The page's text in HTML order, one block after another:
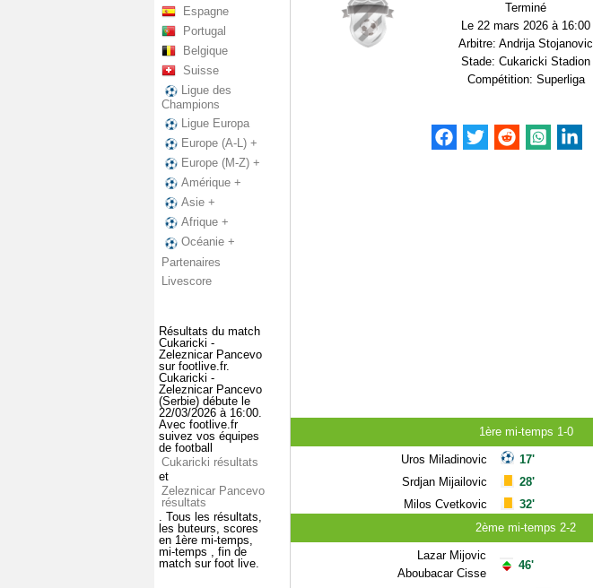
Espagne
Portugal
Belgique
Suisse
Ligue des
Champions
Ligue Europa
Europe (A-L) +
Europe (M-Z) +
Amérique +
Asie +
Afrique +
Océanie +
Partenaires
Livescore
Résultats du match
Cukaricki -
Zeleznicar Pancevo
sur footlive.fr.
Cukaricki -
Zeleznicar Pancevo
(Serbie) débute le
22/03/2026 à 16:00.
Avec footlive.fr
suivez vos équipes
de football
Cukaricki résultats
et
Zeleznicar Pancevo
résultats
. Tous les résultats,
les buteurs, scores
en 1ère mi-temps,
mi-temps , fin de
match sur foot live.
Terminé
Le 22 mars 2026 à 16:00
Arbitre: Andrija Stojanovic
Stade: Cukaricki Stadion
Compétition: Superliga
1ère mi-temps 1-0
Uros Miladinovic
Srdjan Mijailovic
Milos Cvetkovic
17'
28'
32'
2ème mi-temps 2-2
Lazar Mijovic
Aboubacar Cisse
46'